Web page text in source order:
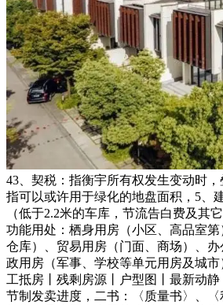
43、契税：指衡宇所有权发生变动时，
指可以或许用于绿化的地盘面积，5、
（低于2.2米的车库，节流告白费及其
功能用处：栖身用房（小区、高品室第
仓库）、贸易用房（门面、商场）、
政用房（军事、学校等单元用房及城市
工抵房丨残剩房源丨户型图丨最新动
节制发卖进度，二书：〈质量书〉、